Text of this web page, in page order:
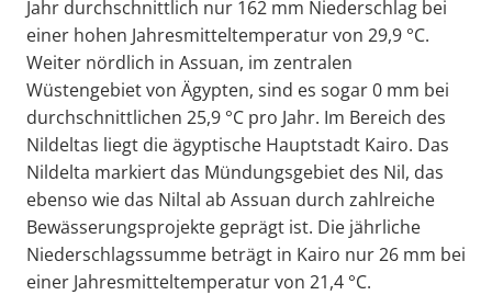
Jahr durchschnittlich nur 162 mm Niederschlag bei
einer hohen Jahresmitteltemperatur von 29,9 °C.
Weiter nördlich in Assuan, im zentralen
Wüstengebiet von Ägypten, sind es sogar 0 mm bei
durchschnittlichen 25,9 °C pro Jahr. Im Bereich des
Nildeltas liegt die ägyptische Hauptstadt Kairo. Das
Nildelta markiert das Mündungsgebiet des Nil, das
ebenso wie das Niltal ab Assuan durch zahlreiche
Bewässerungsprojekte geprägt ist. Die jährliche
Niederschlagssumme beträgt in Kairo nur 26 mm bei
einer Jahresmitteltemperatur von 21,4 °C.